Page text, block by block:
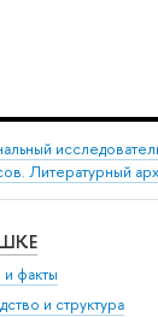
Литературный
факты
и структура